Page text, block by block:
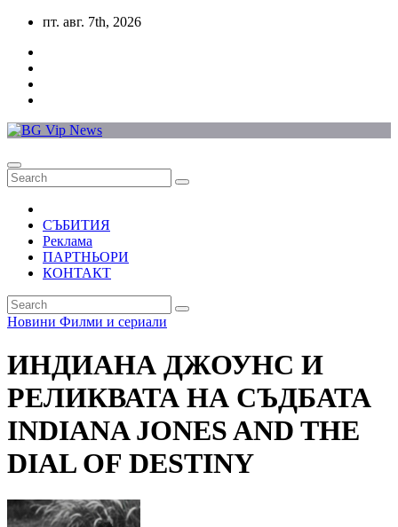
Skip
content
пт. авг. 7th, 2026
СЪБИТИЯ
Реклама
ПАРТНЬОРИ
КОНТАКТ
Новини Филми и сериали
ИНДИАНА ДЖОУНС И
РЕЛИКВАТА НА СЪДБАТА
INDIANA JONES AND THE
DIAL OF DESTINY